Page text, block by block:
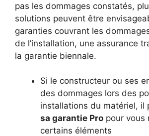
pas les dommages constatés,
solutions peuvent être
garanties couvrant les
de l’installation, une assurance
la garantie biennale.
Si le constructeur ou ses
des dommages lors des
installations du matériel, il
sa garantie Pro pour vous
certains éléments